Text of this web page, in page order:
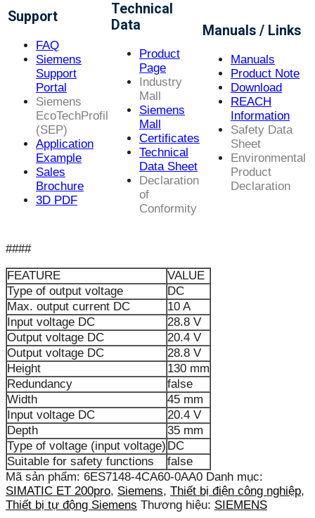
Support
FAQ
Siemens
Support
Portal
Siemens
EcoTechProfil
(SEP)
Application
Example
Sales
Brochure
3D PDF
Technical
Data
Product
Page
Industry
Mall
Siemens
Mall
Certificates
Technical
Data Sheet
Declaration
of
Conformity
Manuals / Links
Manuals
Product Note
Download
REACH
Information
Safety Data
Sheet
Environmental
Product
Declaration
####
FEATURE
VALUE
Type of output voltage
DC
Max. output current DC
10 A
Input voltage DC
28.8 V
Output voltage DC
20.4 V
Output voltage DC
28.8 V
Height
130 mm
Redundancy
false
Width
45 mm
Input voltage DC
20.4 V
Depth
35 mm
Type of voltage (input voltage) DC
Suitable for safety functions
false
Mã sản phẩm: 6ES7148-4CA60-0AA0 Danh mục:
SIMATIC ET 200pro, Siemens, Thiết bị điện công nghiệp,
Thiết bị tự động Siemens Thương hiệu: SIEMENS